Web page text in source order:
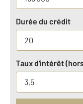
Durée du crédit
Taux d'intérêt